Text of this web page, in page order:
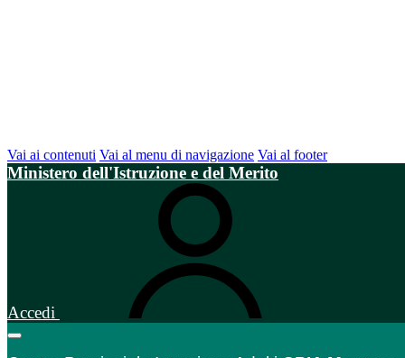
Vai ai contenuti Vai al menu di navigazione Vai al footer
Ministero dell'Istruzione e del Merito
Accedi